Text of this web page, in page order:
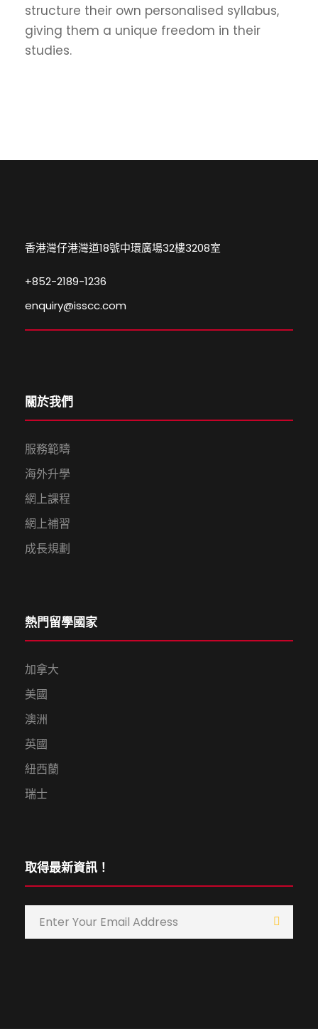
structure their own personalised syllabus,
giving them a unique freedom in their
studies.
香港灣仔港灣道18號中環廣場32樓3208室
+852-2189-1236
enquiry@isscc.com
關於我們
服務範疇
海外升學
網上課程
網上補習
成長規劃
熱門留學國家
加拿大
美國
澳洲
英國
紐西蘭
瑞士
取得最新資訊！